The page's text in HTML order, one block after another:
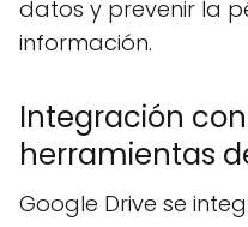
datos y prevenir la
información.
Integración
herramientas
Google Drive se